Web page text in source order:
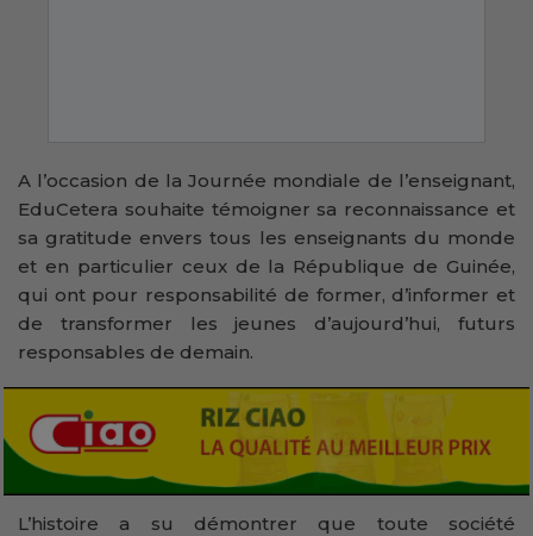
A l’occasion de la Journée mondiale de l’enseignant,
EduCetera souhaite témoigner sa reconnaissance et
sa gratitude envers tous les enseignants du monde
et en particulier ceux de la République de Guinée,
qui ont pour responsabilité de former, d’informer et
de transformer les jeunes d’aujourd’hui, futurs
responsables de demain.
L’histoire a su démontrer que toute société